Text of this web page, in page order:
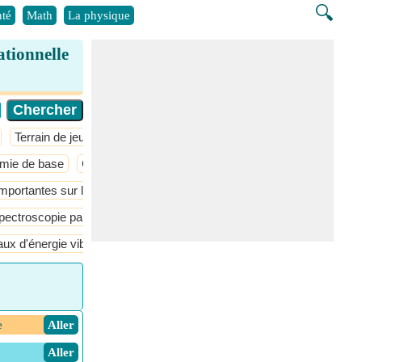
🔍
Math La physique
Terrain de jeux
de base Chimie de surface
sur la rétention et la déviation
par résonance magnétique nucléaire
d'énergie vibratoire
​ Aller
​ Aller